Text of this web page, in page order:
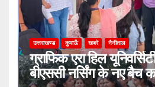
उत्तराखण्ड कुमाऊँ खबरे नैनीताल
ग्राफिक एरा हिल
बीएससी नर्सिंग के नए बैच